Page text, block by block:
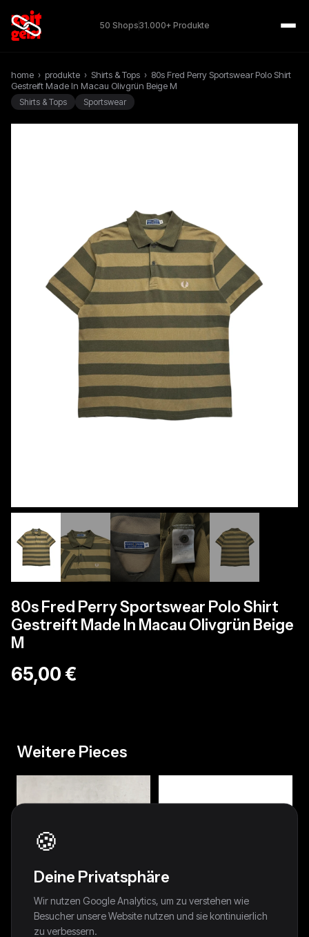
50 Shops31.000+ Produkte
home › produkte › Shirts & Tops › 80s Fred Perry Sportswear Polo Shirt
Gestreift Made In Macau Olivgrün Beige M
Shirts & Tops Sportswear
80s Fred Perry Sportswear Polo Shirt
Gestreift Made In Macau Olivgrün Beige
M
65,00 €
Weitere Pieces
🍪
Deine Privatsphäre
Wir nutzen Google Analytics, um zu verstehen wie
Besucher unsere Website nutzen und sie kontinuierlich
zu verbessern.